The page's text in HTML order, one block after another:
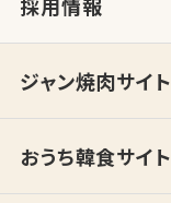
採用情報
ジャン焼肉サイト
おうち韓食サイト